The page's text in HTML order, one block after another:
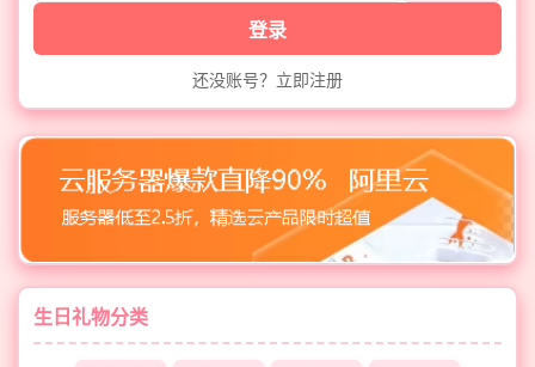
登录
还没账号？立即注册
生日礼物分类